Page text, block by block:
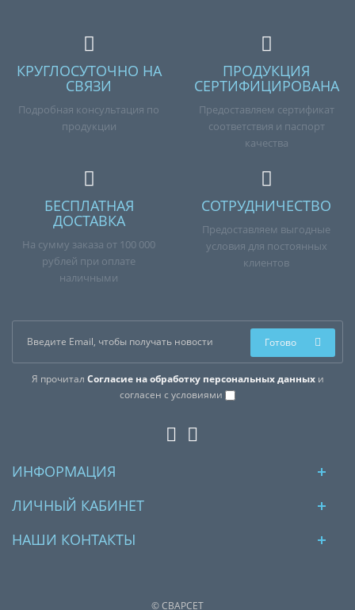
КРУГЛОСУТОЧНО НА
СВЯЗИ
Подробная консультация по
продукции
ПРОДУКЦИЯ
СЕРТИФИЦИРОВАНА
Предоставляем сертификат
соответствия и паспорт
качества
БЕСПЛАТНАЯ
ДОСТАВКА
На сумму заказа от 100 000
рублей при оплате
наличными
СОТРУДНИЧЕСТВО
Предоставляем выгодные
условия для постоянных
клиентов
Я прочитал Согласие на обработку персональных данныхи
согласен с условиями
Готово
ИНФОРМАЦИЯ
ЛИЧНЫЙ КАБИНЕТ
НАШИ КОНТАКТЫ
© СВАРСЕТ